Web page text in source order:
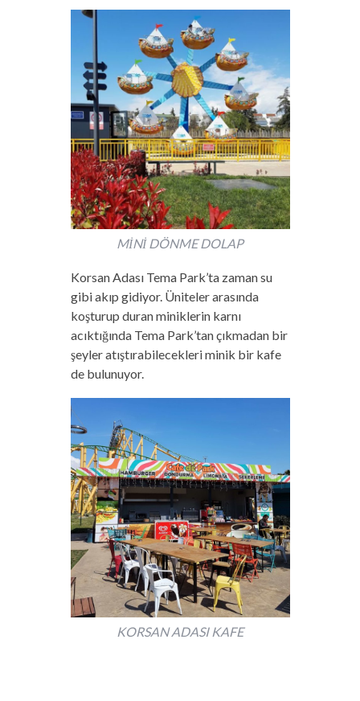
MİNİ DÖNME DOLAP
Korsan Adası Tema Park’ta zaman su
gibi akıp gidiyor. Üniteler arasında
koşturup duran miniklerin karnı
acıktığında Tema Park’tan çıkmadan bir
şeyler atıştırabilecekleri minik bir kafe
de bulunuyor.
KORSAN ADASI KAFE